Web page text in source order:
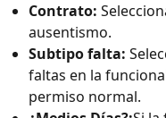
Contrato:
ausentismo.
Subtipo falta:
faltas en la
permiso normal.